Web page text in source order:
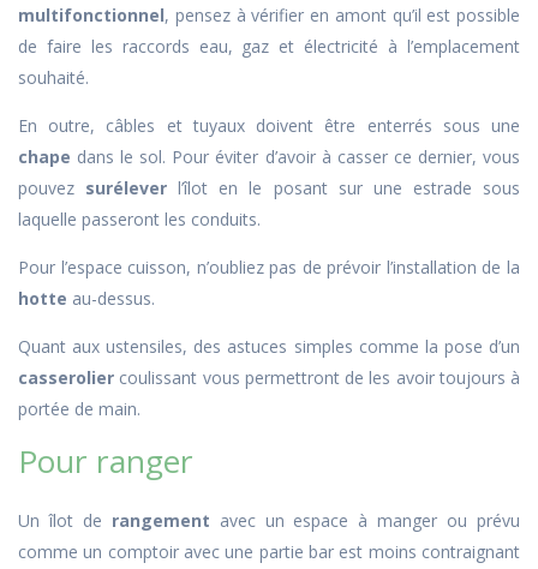
multifonctionnel, pensez à vérifier en amont qu’il est possible
de faire les raccords eau, gaz et électricité à l’emplacement
souhaité.
En outre, câbles et tuyaux doivent être enterrés sous une
chape dans le sol. Pour éviter d’avoir à casser ce dernier, vous
pouvez suréleverl’îlot en le posant sur une estrade sous
laquelle passeront les conduits.
Pour l’espace cuisson, n’oubliez pas de prévoir l’installation de la
hotte au-dessus.
Quant aux ustensiles, des astuces simples comme la pose d’un
casserolier coulissant vous permettront de les avoir toujours à
portée de main.
Pour ranger
Un îlot de rangement avec un espace à manger ou prévu
comme un comptoir avec une partie bar est moins contraignant